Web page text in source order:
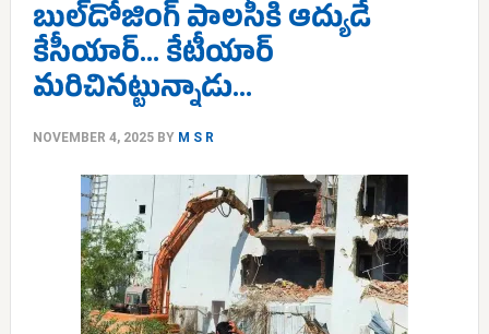
బుల్‌డోజింగ్ పాలసీకి ఆద్యుడే
కేసీయార్… కేటీయార్
మరిచినట్టున్నాడు…
NOVEMBER 4, 2025BY M S R